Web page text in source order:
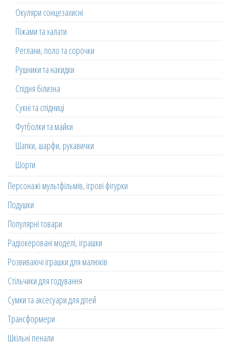
Окуляри сонцезахисні
Піжами та халати
Реглани, поло та сорочки
Рушники та накидки
Спідня білизна
Сукні та спідниці
Футболки та майки
Шапки, шарфи, рукавички
Шорти
Персонажі мультфільмів, ігрові фігурки
Подушки
Популярні товари
Радіокеровані моделі, іграшки
Розвиваючі іграшки для малюків
Стільчики для годування
Сумки та аксесуари для дітей
Трансформери
Шкільні пенали